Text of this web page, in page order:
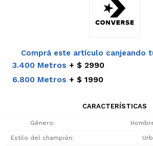
Comprá este artículo canjeando
3.400 Metros $ 2990
6.800 Metros $ 1990
CARACTERÍSTICAS
Género
Estilo del champión